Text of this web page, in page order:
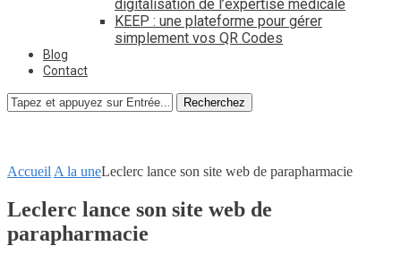
digitalisation de l’expertise médicale
KEEP : une plateforme pour gérer
simplement vos QR Codes
Blog
Contact
Recherchez
Accueil A la uneLeclerc lance son site web de parapharmacie
Leclerc lance son site web de
parapharmacie